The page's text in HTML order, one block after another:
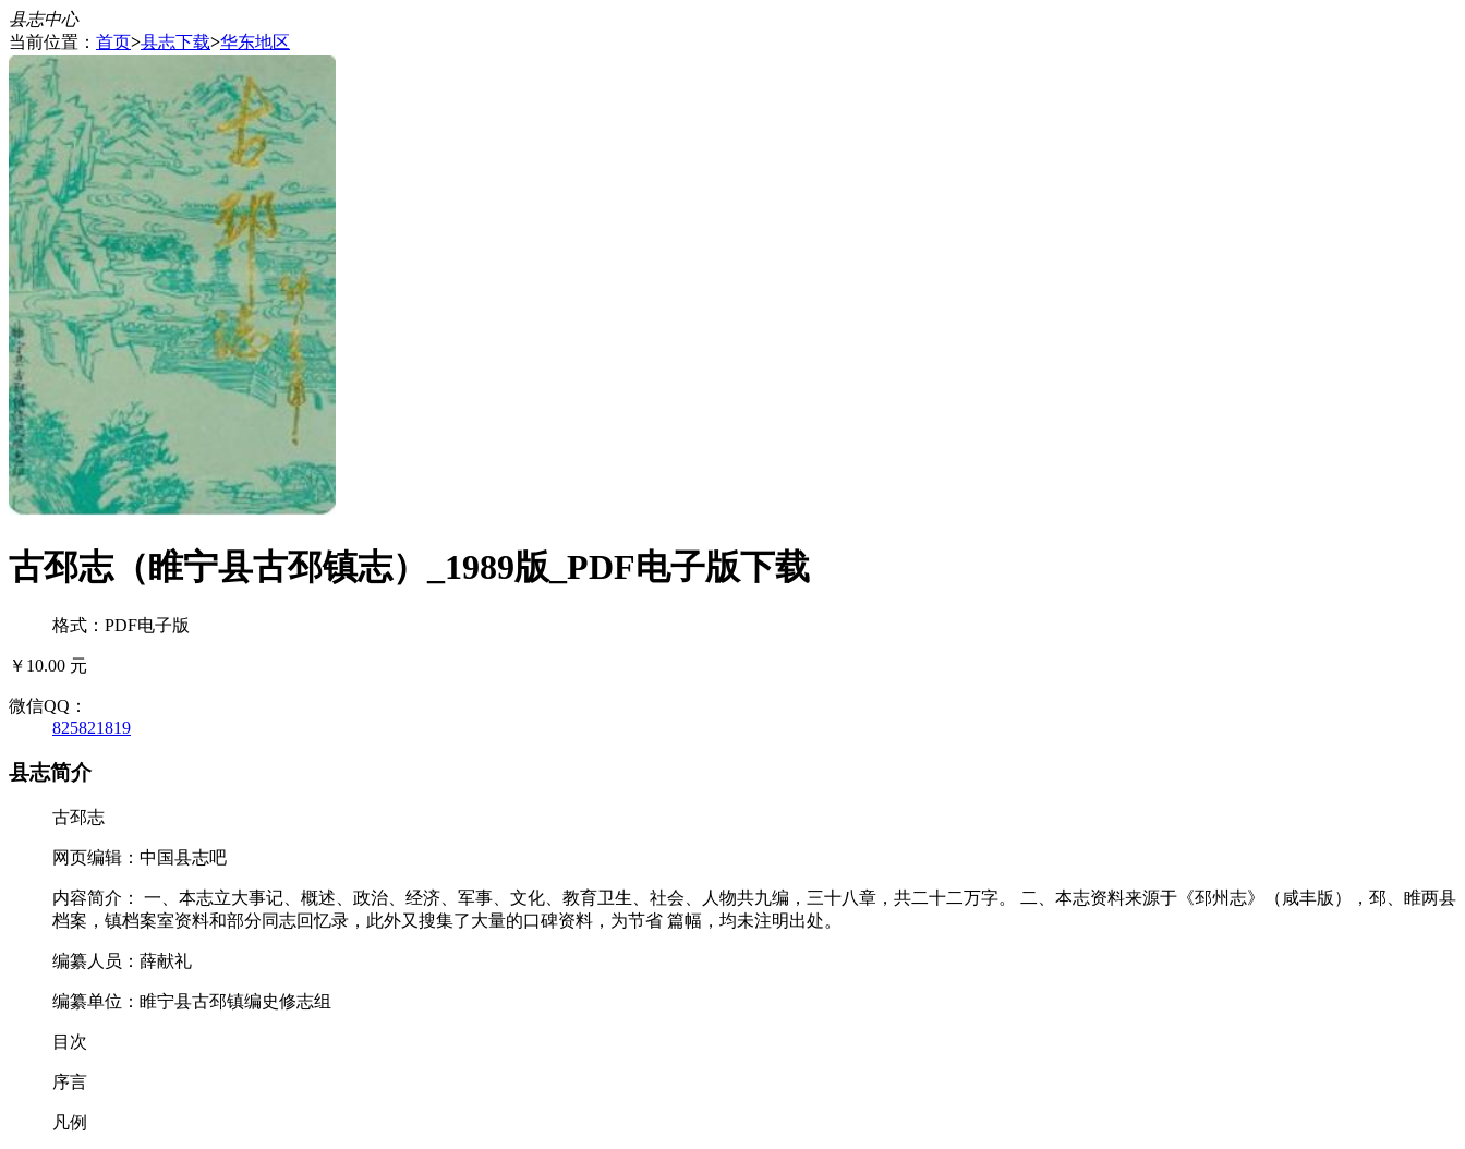
县志中心
当前位置： 首页>县志下载>华东地区
古邳志（睢宁县古邳镇志）_1989版_PDF电子版下载
格式：PDF电子版
￥10.00 元
微信QQ：
825821819
县志简介
古邳志
网页编辑：中国县志吧
内容简介： 一、本志立大事记、概述、政治、经济、军事、文化、教育卫生、社会、人物共九编，三十八章，共二十二万字。 二、本志资料来源于《邳州志》（咸丰版），邳、睢两县
档案，镇档案室资料和部分同志回忆录，此外又搜集了大量的口碑资料，为节省 篇幅，均未注明出处。
编纂人员：薛献礼
编纂单位：睢宁县古邳镇编史修志组
目次
序言
凡例